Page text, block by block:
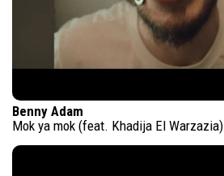
Benny Adam
Mok ya mok (feat. Khadija El Warzazia)